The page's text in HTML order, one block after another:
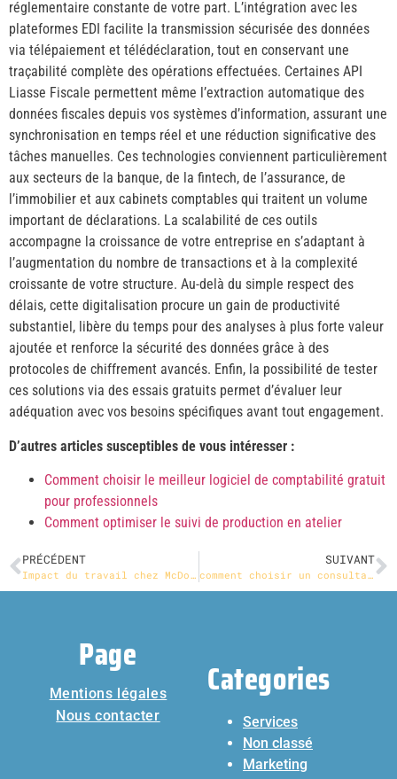
réglementaire constante de votre part. L’intégration avec les
plateformes EDI facilite la transmission sécurisée des données
via télépaiement et télédéclaration, tout en conservant une
traçabilité complète des opérations effectuées. Certaines API
Liasse Fiscale permettent même l’extraction automatique des
données fiscales depuis vos systèmes d’information, assurant une
synchronisation en temps réel et une réduction significative des
tâches manuelles. Ces technologies conviennent particulièrement
aux secteurs de la banque, de la fintech, de l’assurance, de
l’immobilier et aux cabinets comptables qui traitent un volume
important de déclarations. La scalabilité de ces outils
accompagne la croissance de votre entreprise en s’adaptant à
l’augmentation du nombre de transactions et à la complexité
croissante de votre structure. Au-delà du simple respect des
délais, cette digitalisation procure un gain de productivité
substantiel, libère du temps pour des analyses à plus forte valeur
ajoutée et renforce la sécurité des données grâce à des
protocoles de chiffrement avancés. Enfin, la possibilité de tester
ces solutions via des essais gratuits permet d’évaluer leur
adéquation avec vos besoins spécifiques avant tout engagement.
D’autres articles susceptibles de vous intéresser :
Comment choisir le meilleur logiciel de comptabilité gratuit
pour professionnels
Comment optimiser le suivi de production en atelier
PRÉCÉDENT
Impact du travail chez McDonald’s sur les études : à quel âge minimum peut-on débuter ?
SUIVANT
comment choisir un consultant SEO à bordeaux pour booster sa visibilité en ligne
Page
Mentions légales
Nous contacter
Categories
Services
Non classé
Marketing